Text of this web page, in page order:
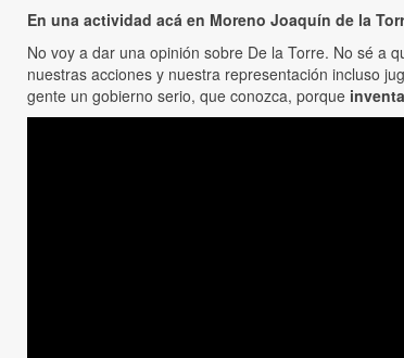
En una actividad acá en Moreno Joaquín de la
No voy a dar una opinión sobre De la Torre. No sé a
nuestras acciones y nuestra representación incluso
gente un gobierno serio, que conozca, porque